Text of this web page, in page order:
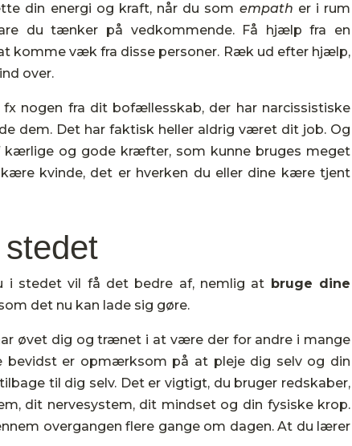
din energi og kraft, når du som empath er i rum
du tænker på vedkommende. Få hjælp fra en
komme væk fra disse personer. Ræk ud efter hjælp,
over.
nogen fra dit bofællesskab, der har narcissistiske
dem. Det har faktisk heller aldrig været dit job. Og
og gode kræfter, som kunne bruges meget
kvinde, det er hverken du eller dine kære tjent
stedet
i stedet vil få det bedre af, nemlig at bruge dine
det nu kan lade sig gøre.
øvet dig og trænet i at være der for andre i mange
bevidst er opmærksom på at pleje dig selv og din
til dig selv. Det er vigtigt, du bruger redskaber,
dit nervesystem, dit mindset og din fysiske krop.
overgangen flere gange om dagen. At du lærer